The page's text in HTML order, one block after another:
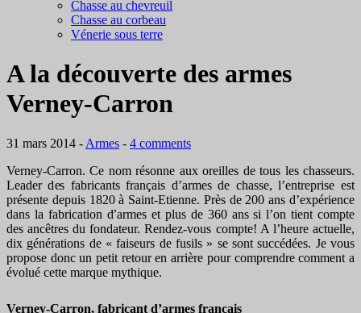
Chasse au chevreuil
Chasse au corbeau
Vénerie sous terre
A la découverte des armes
Verney-Carron
31 mars 2014 - Armes - 4 comments
Verney-Carron. Ce nom résonne aux oreilles de tous les chasseurs.
Leader des fabricants français d’armes de chasse, l’entreprise est
présente depuis 1820 à Saint-Etienne. Près de 200 ans d’expérience
dans la fabrication d’armes et plus de 360 ans si l’on tient compte
des ancêtres du fondateur. Rendez-vous compte! A l’heure actuelle,
dix générations de « faiseurs de fusils » se sont succédées. Je vous
propose donc un petit retour en arrière pour comprendre comment a
évolué cette marque mythique.
Verney-Carron, fabricant d’armes français